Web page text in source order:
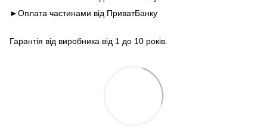
►Оплата частинами від ПриватБанку
Гарантія від виробника від 1 до 10 років.